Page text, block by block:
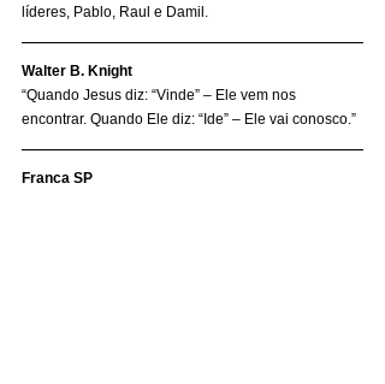
líderes, Pablo, Raul e Damil.
Walter B. Knight
“Quando Jesus diz: “Vinde” – Ele vem nos
encontrar. Quando Ele diz: “Ide” – Ele vai conosco.”
Franca SP